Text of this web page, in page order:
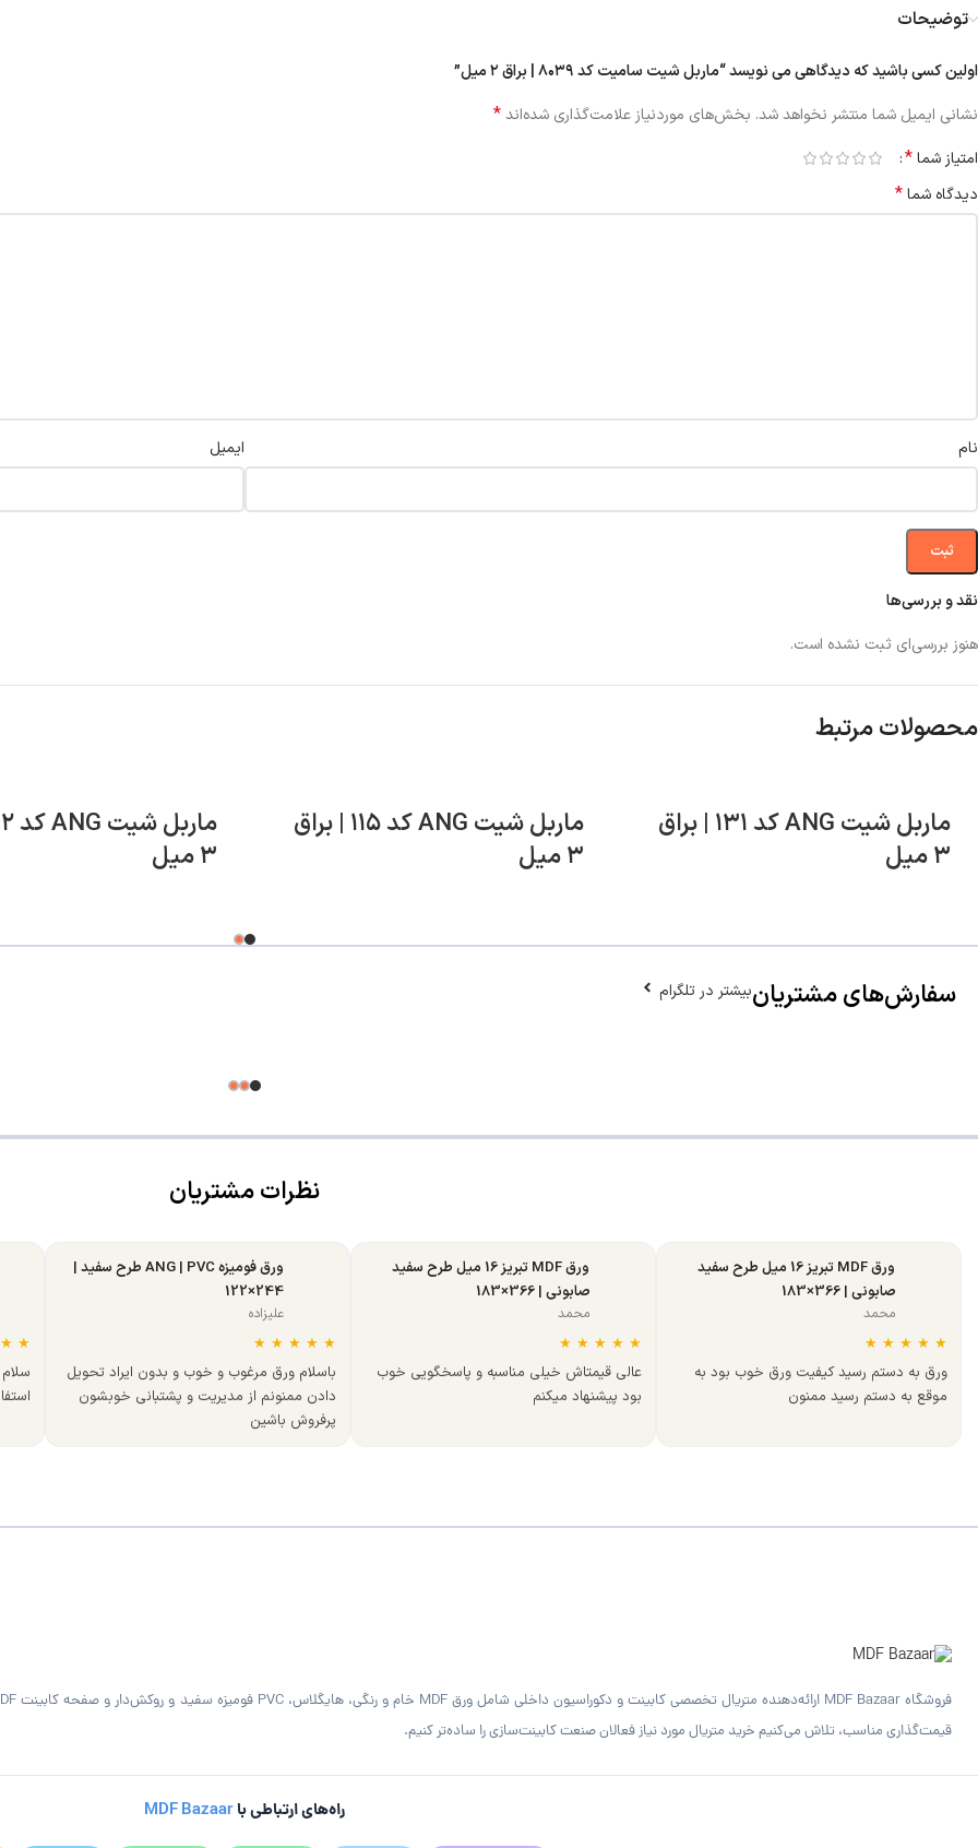
توضیحات
نقد و بررسی‌ها
هنوز بررسی‌ای ثبت نشده است.
اولین کسی باشید که دیدگاهی می نویسد “ماربل شیت سامیت کد ۸۰۳۹ | براق ۲ میل”
نشانی ایمیل شما منتشر نخواهد شد. بخش‌های موردنیاز علامت‌گذاری شده‌اند*
امتیاز شما*
دیدگاه شما*
نام ایمیل
محصولات مرتبط
ماربل شیت ANG کد ۱۳۱ | براق
۳ میل
ماربل شیت ANG کد ۱۱۵ | براق
۳ میل
۳ میل
سفارش‌های مشتریانبیشتر در تلگرام
نظرات مشتریان
ورق MDF تبریز 16 میل طرح سفید
صابونی | 366×183
محمد
★
★
★
★
★
ورق به دستم رسید کیفیت ورق خوب بود به
موقع به دستم رسید ممنون
ورق MDF تبریز 16 میل طرح سفید
صابونی | 366×183
محمد
★
★
★
★
★
عالی قیمتاش خیلی مناسبه و پاسخگویی خوب
بود پیشنهاد میکنم
ورق فومیزه ANG | PVC طرح سفید |
244×122
علیزاده
★
★
★
★
★
باسلام ورق مرغوب و خوب و بدون ایراد تحویل
دادن ممنونم از مدیریت و پشتبانی خوبشون
پرفروش باشین
★
★
قیمت‌گذاری مناسب، تلاش می‌کنیم خرید متریال مورد نیاز فعالان صنعت کابینت‌سازی را ساده‌تر کنیم.
راه‌های ارتباطی باMDF Bazaar